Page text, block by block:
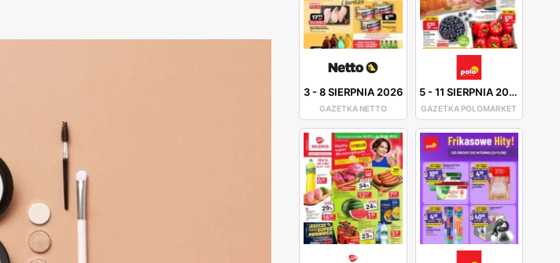
3-8 SIERPNIA 2026
GAZETKA NETTO
5-11 SIERPNIA 2026
GAZETKA POLOMARKET